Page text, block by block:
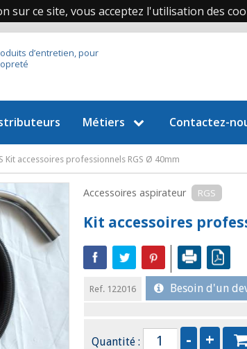
sur ce site, vous acceptez l'utilisation des
d’entretien, pour
Métiers Contactez-
Kit accessoires professionnels RGS Ø 40mm
Accessoires aspirateur RGS
Kit accessoires
Ref. 122016 Besoin d'un
Quantité :